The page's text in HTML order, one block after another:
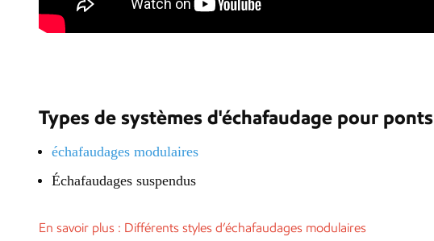
Types de systèmes d'échafaudage pour ponts
échafaudages modulaires
Échafaudages suspendus
En savoir plus : Différents styles d’échafaudages modulaires